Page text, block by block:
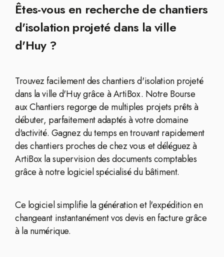
Êtes-vous en recherche de chantiers
d'isolation projeté dans la ville
d'Huy ?
Trouvez facilement des chantiers d'isolation projeté
dans la ville d'Huy grâce à ArtiBox. Notre Bourse
aux Chantiers regorge de multiples projets prêts à
débuter, parfaitement adaptés à votre domaine
d'activité. Gagnez du temps en trouvant rapidement
des chantiers proches de chez vous et déléguez à
ArtiBox la supervision des documents comptables
grâce à notre logiciel spécialisé du bâtiment.
Ce logiciel simplifie la génération et l'expédition en
changeant instantanément vos devis en facture grâce
à la numérique.